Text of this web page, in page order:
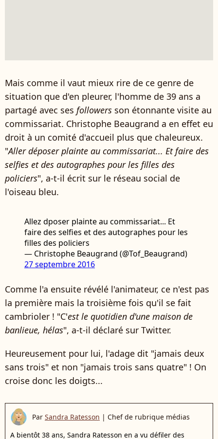
Mais comme il vaut mieux rire de ce genre de
situation que d'en pleurer, l'homme de 39 ans a
partagé avec ses followers son étonnante visite au
commissariat. Christophe Beaugrand a en effet eu
droit à un comité d'accueil plus que chaleureux.
"Aller déposer plainte au commissariat... Et faire des
selfies et des autographes pour les filles des
policiers", a-t-il écrit sur le réseau social de
l'oiseau bleu.
Allez dposer plainte au commissariat... Et
faire des selfies et des autographes pour les
filles des policiers
— Christophe Beaugrand (@Tof_Beaugrand)
27 septembre 2016
Comme l'a ensuite révélé l'animateur, ce n'est pas
la première mais la troisième fois qu'il se fait
cambrioler ! "C'est le quotidien d'une maison de
banlieue, hélas", a-t-il déclaré sur Twitter.
Heureusement pour lui, l'adage dit "jamais deux
sans trois" et non "jamais trois sans quatre" ! On
croise donc les doigts...
Par Sandra Ratesson | Chef de rubrique médias
A bientôt 38 ans, Sandra Ratesson en a vu défiler des